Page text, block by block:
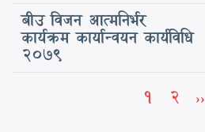
बीउ विजन आत्मनिर्भर
कार्यक्रम कार्यान्वयन कार्यविधि
2079
Pagination
Current
1 Page
2 ››